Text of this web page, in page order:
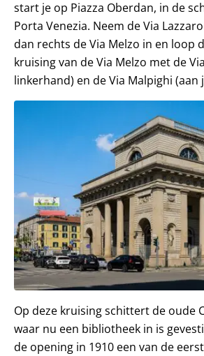
start je op Piazza Oberdan, in de
Porta Venezia. Neem de Via
dan rechts de Via Melzo in en loop
kruising van de Via Melzo met de
linkerhand) en de Via Malpighi
Op deze kruising schittert de oude
waar nu een bibliotheek in is
de opening in 1910 een van de